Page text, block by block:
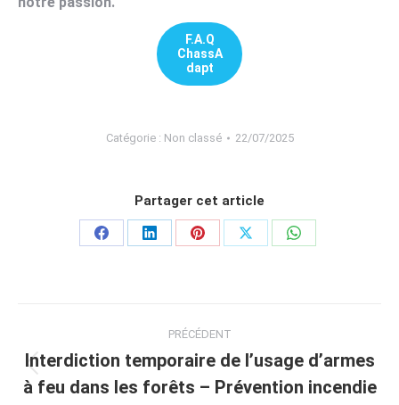
F.A.Q
ChassA
dapt
Catégorie : Non classé 22/07/2025
Partager cet article
PartagerPartagerPartagerPartagerPartager
article
PRÉCÉDENT
précédent
Interdiction temporaire de l’usage d’armes
à feu dans les forêts – Prévention incendie